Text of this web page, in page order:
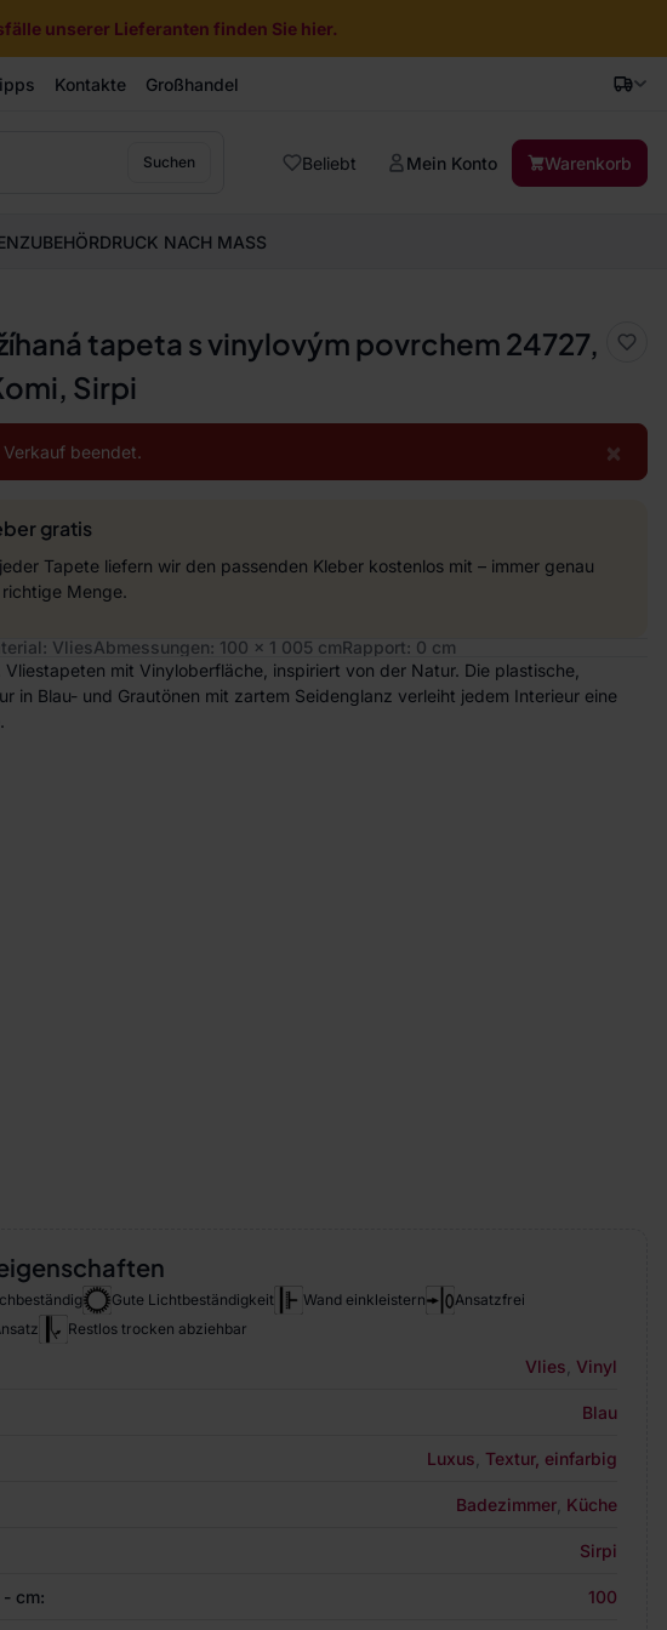
unserer Lieferanten finden Sie hier.
Kontakte Großhandel
Suchen Beliebt Mein Konto Warenkorb
ZUBEHÖRDRUCK NACH MASS
tapeta s vinylovým povrchem 24727,
Sirpi
×
beendet.
gratis
Tapete liefern wir den passenden Kleber kostenlos mit – immer genau
Menge.
VliesAbmessungen: 100 x 1 005 cmRapport: 0 cm
Vliestapeten mit Vinyloberfläche, inspiriert von der Natur. Die plastische,
in Blau- und Grautönen mit zartem Seidenglanz verleiht jedem Interieur eine
Gute Lichtbeständigkeit Wand einkleistern
Ansatzfrei
Restlos trocken abziehbar
Vlies Vinyl
Blau
Luxus Textur, einfarbig
Badezimmer Küche
Sirpi
cm: 100